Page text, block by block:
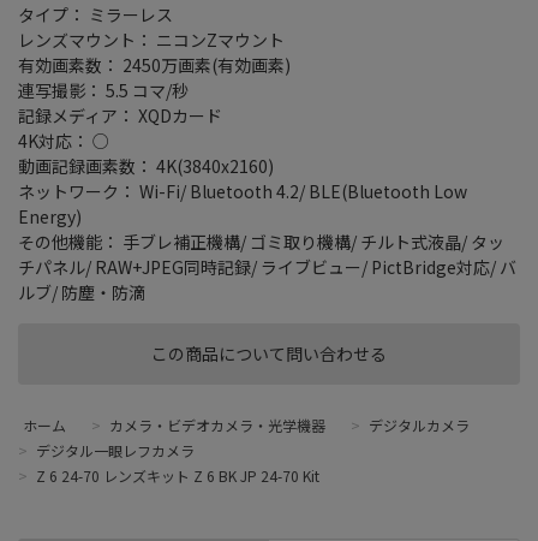
この商品について問い合わせる
タイプ： ミラーレス
レンズマウント： ニコンZマウント
有効画素数： 2450万画素(有効画素)
連写撮影： 5.5 コマ/秒
記録メディア： XQDカード
4K対応： ○
動画記録画素数： 4K(3840x2160)
ネットワーク： Wi-Fi/ Bluetooth 4.2/ BLE(Bluetooth Low
Energy)
その他機能： 手ブレ補正機構/ ゴミ取り機構/ チルト式液晶/ タッ
チパネル/ RAW+JPEG同時記録/ ライブビュー/ PictBridge対応/ バ
ルブ/ 防塵・防滴
ホーム > カメラ・ビデオカメラ・光学機器 > デジタルカメラ
> デジタル一眼レフカメラ
> Z 6 24-70 レンズキット Z 6 BK JP 24-70 Kit